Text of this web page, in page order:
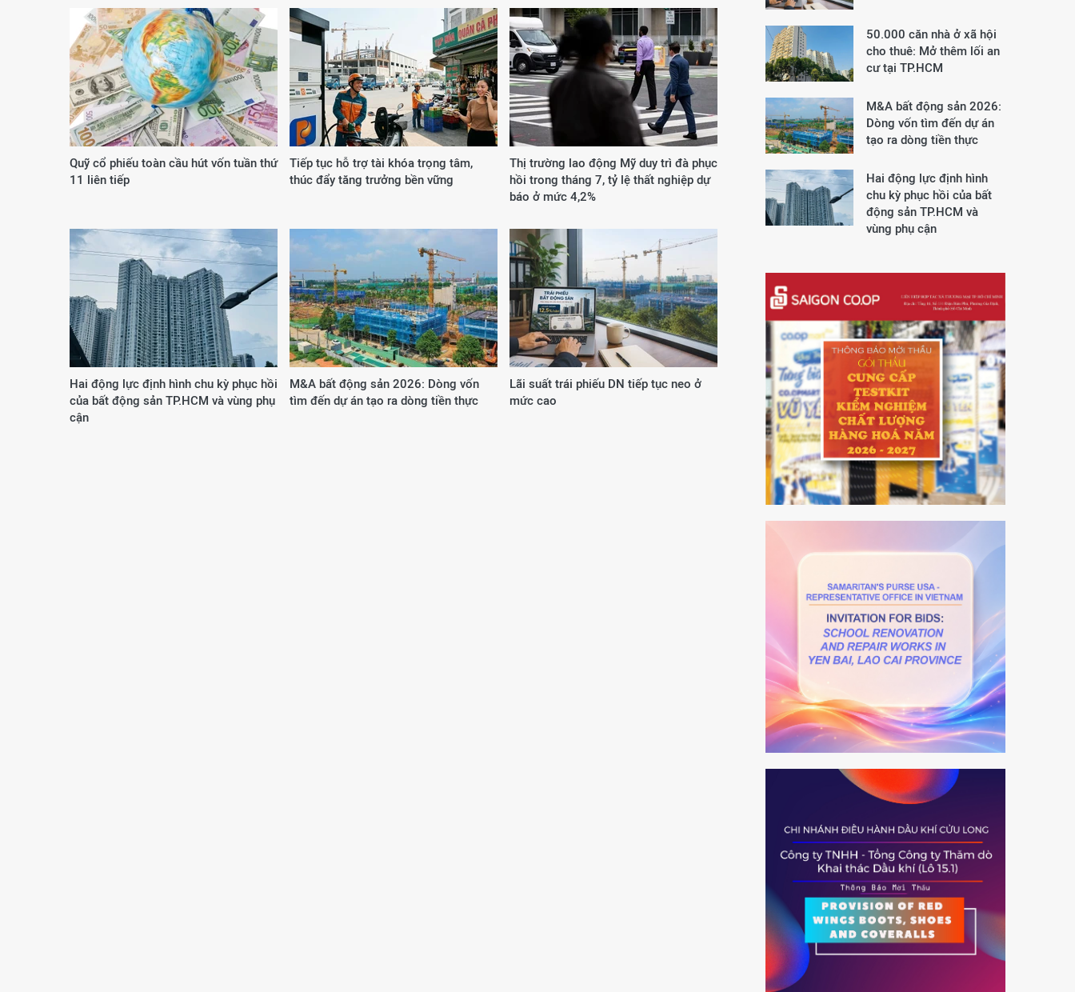
Quỹ cổ phiếu toàn cầu hút vốn tuần thứ
11 liên tiếp
Tiếp tục hỗ trợ tài khóa trọng tâm,
thúc đẩy tăng trưởng bền vững
Thị trường lao động Mỹ duy trì đà phục
hồi trong tháng 7, tỷ lệ thất nghiệp dự
báo ở mức 4,2%
Hai động lực định hình chu kỳ phục hồi
của bất động sản TP.HCM và vùng phụ
cận
M&A bất động sản 2026: Dòng vốn
tìm đến dự án tạo ra dòng tiền thực
Lãi suất trái phiếu DN tiếp tục neo ở
mức cao
50.000 căn nhà ở xã hội
cho thuê: Mở thêm lối an
cư tại TP.HCM
M&A bất động sản 2026:
Dòng vốn tìm đến dự án
tạo ra dòng tiền thực
Hai động lực định hình
chu kỳ phục hồi của bất
động sản TP.HCM và
vùng phụ cận